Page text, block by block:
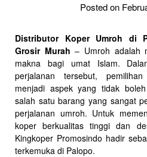
Posted on
Distributor Koper Umroh di
Grosir Murah – Umroh adalah
makna bagi umat Islam.
perjalanan tersebut,
menjadi aspek yang tidak
salah satu barang yang sangat
perjalanan umroh. Untuk
koper berkualitas tinggi dan
Kingkoper Promosindo hadir
terkemuka di Palopo.